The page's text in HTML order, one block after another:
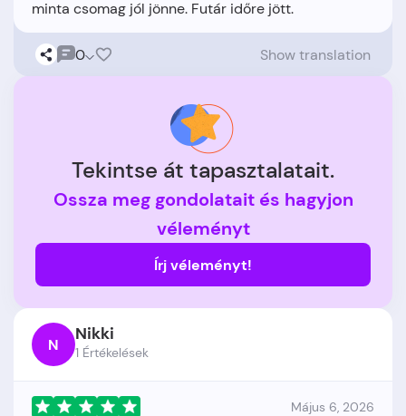
0 Show translation
Tekintse át tapasztalatait.
Ossza meg gondolatait és hagyjon
véleményt
Írj véleményt!
N Nikki
1 Értékelések
Május 6, 2026